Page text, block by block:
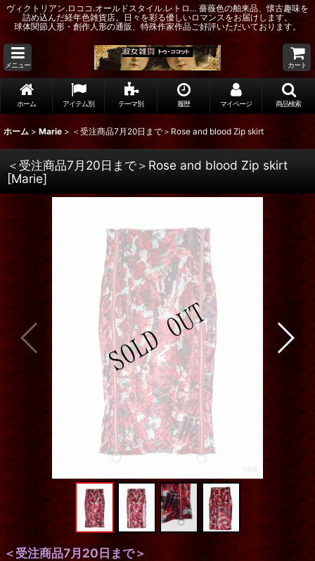
ヴィクトリアン.ロココ.オールドスタイル.レトロ… 薔薇色の舶来品、懐古趣味を
詰め込んだ経年色雑貨店。日々を彩る優しいロマンスをお届けします。
球体関節人形・創作人形の通販、特殊作家作品ご好評いただいております。
メニュー カート
ホーム アイテム別 テーマ別 履歴 マイページ 商品検索
ホーム > Marie > ＜受注商品7月20日まで＞Rose and blood Zip skirt
＜受注商品7月20日まで＞Rose and blood Zip skirt
[Marie]
＜受注商品7月20日まで＞